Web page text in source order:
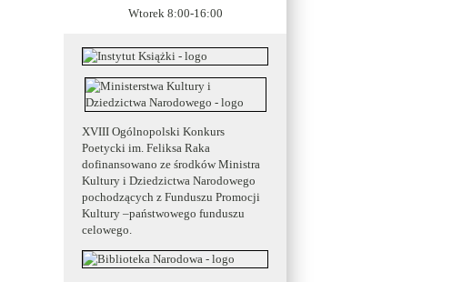
Wtorek 8:00-16:00
XVIII Ogólnopolski Konkurs
Poetycki im. Feliksa Raka
dofinansowano ze środków Ministra
Kultury i Dziedzictwa Narodowego
pochodzących z Funduszu Promocji
Kultury –państwowego funduszu
celowego.